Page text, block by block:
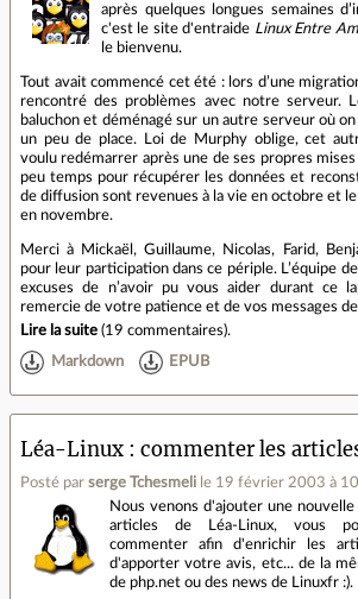
après quelques longues semaines
c'est le site d'entraide Linux Entre
le bienvenu.
Tout avait commencé cet été : lors d’une
rencontré des problèmes avec notre serveur.
baluchon et déménagé sur un autre serveur où
un peu de place. Loi de Murphy oblige, cet
voulu redémarrer après une de ses propres
peu temps pour récupérer les données et
de diffusion sont revenues à la vie en octobre et
en novembre.
Merci à Mickaël, Guillaume, Nicolas, Farid,
pour leur participation dans ce périple. L’équipe
excuses de n’avoir pu vous aider durant ce
remercie de votre patience et de vos messages
Lire la suite (19 commentaires).
Markdown EPUB
Léa-Linux : commenter les
Posté par serge Tchesmeli le 19 février 2003 à
Nous venons d'ajouter une
articles de Léa-Linux, vous
commenter afin d'enrichir les
d'apporter votre avis, etc... de la
de php.net ou des news de Linuxfr :).